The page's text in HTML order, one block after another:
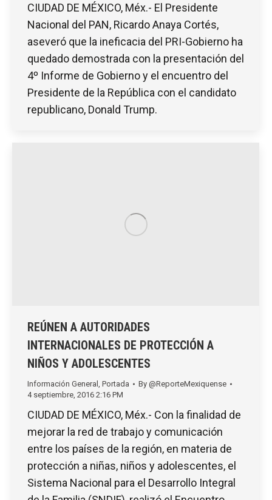
CIUDAD DE MÉXICO, Méx.- El Presidente
Nacional del PAN, Ricardo Anaya Cortés,
aseveró que la ineficacia del PRI-Gobierno ha
quedado demostrada con la presentación del
4º Informe de Gobierno y el encuentro del
Presidente de la República con el candidato
republicano, Donald Trump.
REÚNEN A AUTORIDADES
INTERNACIONALES DE PROTECCIÓN A
NIÑOS Y ADOLESCENTES
Información General Portada By @ReporteMexiquense
4 septiembre, 2016 2:16 PM
CIUDAD DE MÉXICO, Méx.- Con la finalidad de
mejorar la red de trabajo y comunicación
entre los países de la región, en materia de
protección a niñas, niños y adolescentes, el
Sistema Nacional para el Desarrollo Integral